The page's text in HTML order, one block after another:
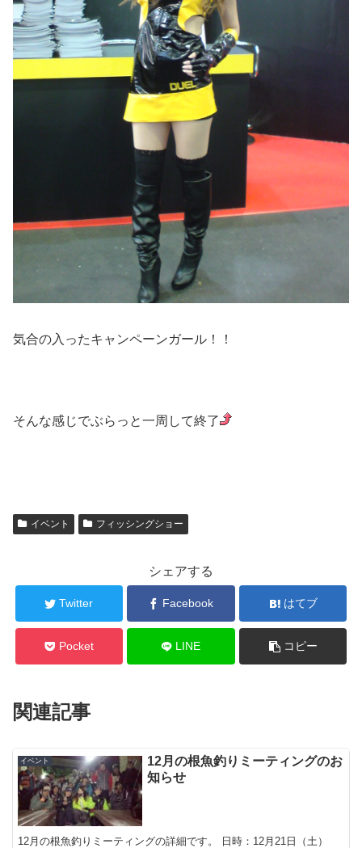
気合の入ったキャンペーンガール！！
そんな感じでぶらっと一周して終了
イベント フィッシングショー
シェアする
Twitter Facebook はてブ
Pocket LINE コピー
関連記事
イベント
12月の根魚釣りミーティングのお
知らせ
12月の根魚釣りミーティングの詳細です。 日時：12月21日（土）